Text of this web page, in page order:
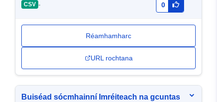
CSV - 0
Réamhamharc
URL rochtana
Buiséad sócmhainní Imréiteach na gcuntas